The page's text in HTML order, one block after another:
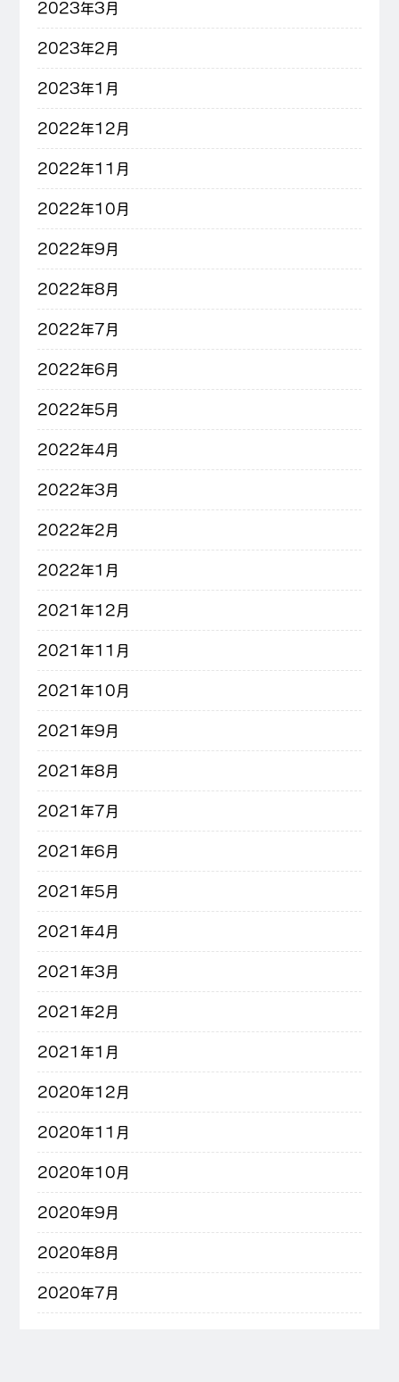
2023年3月
2023年2月
2023年1月
2022年12月
2022年11月
2022年10月
2022年9月
2022年8月
2022年7月
2022年6月
2022年5月
2022年4月
2022年3月
2022年2月
2022年1月
2021年12月
2021年11月
2021年10月
2021年9月
2021年8月
2021年7月
2021年6月
2021年5月
2021年4月
2021年3月
2021年2月
2021年1月
2020年12月
2020年11月
2020年10月
2020年9月
2020年8月
2020年7月